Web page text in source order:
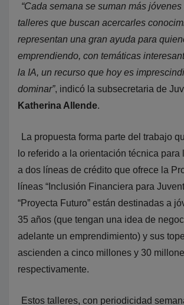
“Cada semana se suman más jóvenes
talleres que buscan acercarles
representan una gran ayuda para
emprendiendo, con temáticas
la IA, un recurso que hoy es
dominar”, indicó la subsecretaria de
Katherina Allende.
La propuesta forma parte del trabajo
lo referido a la orientación técnica para
a dos líneas de crédito que ofrece la
líneas “Inclusión Financiera para
“Proyecta Futuro” están destinadas a
35 años (que tengan una idea de
adelante un emprendimiento) y sus
ascienden a cinco millones y 30
respectivamente.
Estos talleres, con periodicidad